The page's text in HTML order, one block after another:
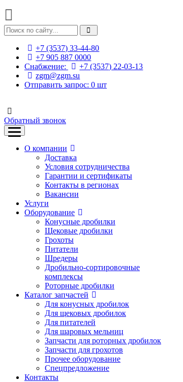
+7 (3537) 33-44-80
+7 905 887 0000
Снабжение:
+7 (3537) 22-03-13
zgm@zgm.su
Отправить запрос: 0 шт
Обратный звонок
О компании
Доставка
Условия сотрудничества
Гарантии и сертификаты
Контакты в регионах
Вакансии
Услуги
Оборудование
Конусные дробилки
Щековые дробилки
Грохоты
Питатели
Шредеры
Дробильно-сортировочные
комплексы
Роторные дробилки
Каталог запчастей
Для конусных дробилок
Для щековых дробилок
Для питателей
Для шаровых мельниц
Запчасти для роторных дробилок
Запчасти для грохотов
Прочее оборудование
Спецпредложение
Контакты